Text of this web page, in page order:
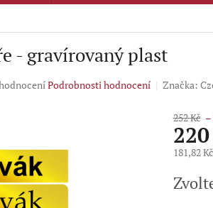
- gravírovaný plast
Podrobnosti hodnocení Značka:
252 Kč
181,82
cena: